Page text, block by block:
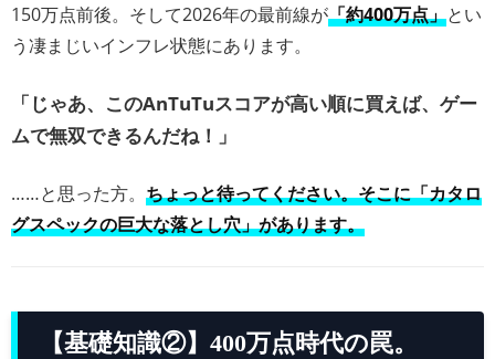
150万点前後。そして2026年の最前線が「約400万点」とい
う凄まじいインフレ状態にあります。
「じゃあ、このAnTuTuスコアが高い順に買えば、ゲー
ムで無双できるんだね！」
……と思った方。 ちょっと待ってください。そこに「カタロ
グスペックの巨大な落とし穴」があります。
【基礎知識②】400万点時代の罠。